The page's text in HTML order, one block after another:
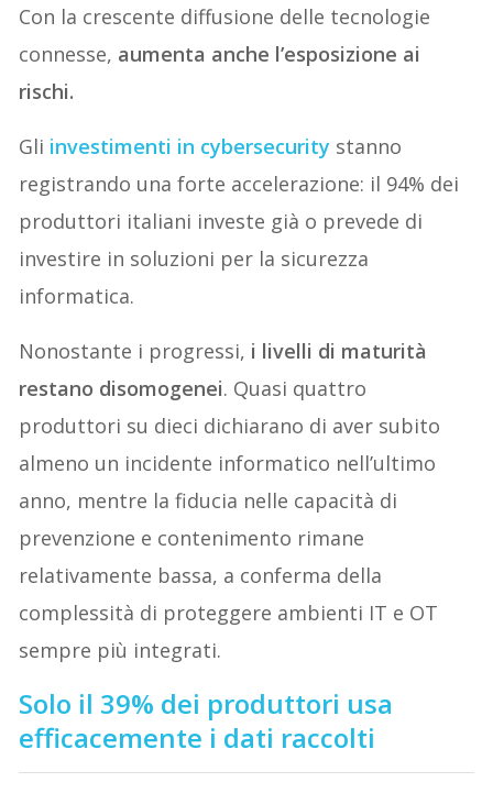
Con la crescente diffusione delle tecnologie
connesse, aumenta anche l’esposizione ai
rischi.
Gli investimenti in cybersecurity stanno
registrando una forte accelerazione: il 94% dei
produttori italiani investe già o prevede di
investire in soluzioni per la sicurezza
informatica.
Nonostante i progressi, i livelli di maturità
restano disomogenei. Quasi quattro
produttori su dieci dichiarano di aver subito
almeno un incidente informatico nell’ultimo
anno, mentre la fiducia nelle capacità di
prevenzione e contenimento rimane
relativamente bassa, a conferma della
complessità di proteggere ambienti IT e OT
sempre più integrati.
Solo il 39% dei produttori usa
efficacemente i dati raccolti